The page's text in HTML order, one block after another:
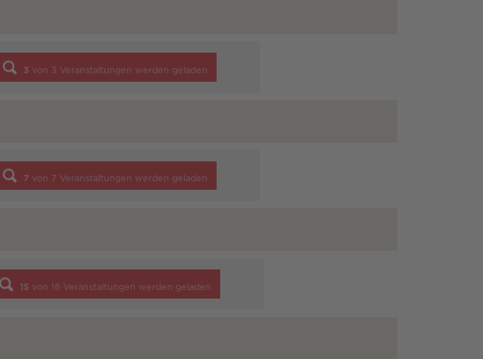
3 von 3 Veranstaltungen werden geladen
7 von 7 Veranstaltungen werden geladen
15 von 16 Veranstaltungen werden geladen